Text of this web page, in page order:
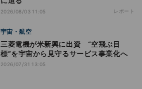
2026/08/03 11:05 レポート
宇宙・航空
三菱電機が米新興に出資 “空飛ぶ目
標”を宇宙から見守るサービス事業化へ
2026/07/31 13:05